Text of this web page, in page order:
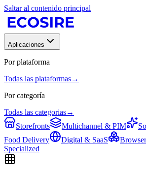
Saltar al contenido principal
Aplicaciones
Por plataforma
Todas las plataformas→
Por categoría
Todas las categorias→
Storefronts
Multichannel & PIM
Food Delivery
Digital & SaaS
Specialized